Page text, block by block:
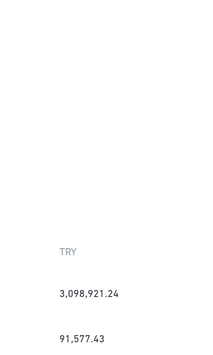
TRY
3,098,921.24
91,577.43